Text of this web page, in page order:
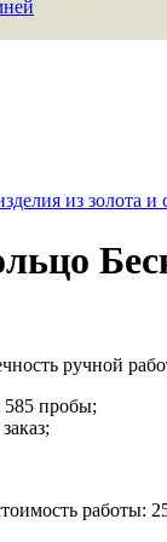
из золота и
ручной
585 пробы;
работы: